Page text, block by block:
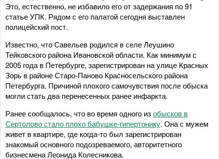
Это, естественно, не избавило его от задержания по 91
статье УПК. Рядом с его палатой сегодня выставлен
полицейский пост.
Известно, что Савельев родился в селе Леушино
Тейковского района Ивановской области. Как минимум с
2005 года в Петербурге, зарегистрирован на улице Красных
Зорь в районе Старо-Паново Красносельского района
Петербурга. Причиной плохого самочувствия после обыска
могли стать два перенесенных ранее инфаркта.
Ранее сообщалось, что во время одного изобысков в
Сертолово стало плохо бабушке-гипертонику. Она с мужем
живет в квартире, где когда-то был зарегистрирован
знакомый основного подозреваемого, авторитетного
бизнесмена Леонида Колесникова.